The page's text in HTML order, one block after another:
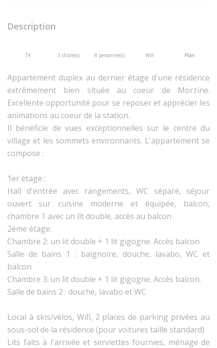
Description
T4 3 chbre(s) 8 personne(s) Wifi Plan
Appartement duplex au dernier étage d'une résidence
extrêmement bien située au coeur de Morzine.
Excellente opportunité pour se reposer et apprécier les
animations au coeur de la station.
Il bénéficie de vues exceptionnelles sur le centre du
village et les sommets environnants. L'appartement se
compose :
1er étage :
Hall d'entrée avec rangements, WC séparé, séjour
ouvert sur cuisine moderne et équipée, balcon,
chambre 1 avec un lit double, accès au balcon
2ème étage:
Chambre 2: un lit double + 1 lit gigogne. Accès balcon
Salle de bains 1 : baignoire, douche, lavabo, WC et
balcon
Chambre 3: un lit double + 1 lit gigogne. Accès balcon.
Salle de bains 2 : douche, lavabo et WC
Local à skis/vélos, Wifi, 2 places de parking privées au
sous-sol de la résidence (pour voitures taille standard)
Lits faits à l'arrivée et serviettes fournies, ménage de